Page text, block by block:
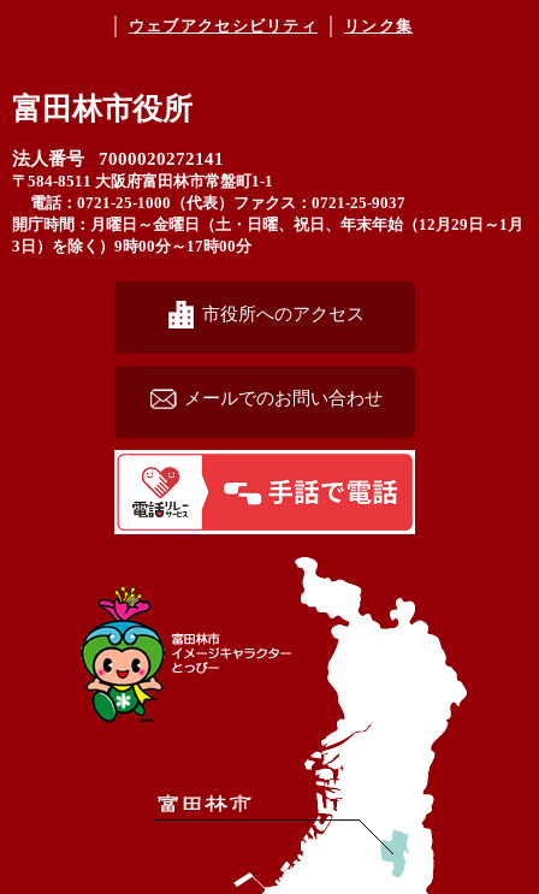
ウェブアクセシビリティ リンク集
富田林市役所
法人番号 7000020272141
〒584-8511 大阪府富田林市常盤町1-1
電話：0721-25-1000（代表） ファクス：0721-25-9037
開庁時間：月曜日～金曜日（土・日曜、祝日、年末年始（12月29日～1月
3日）を除く）9時00分～17時00分
市役所へのアクセス
メールでのお問い合わせ